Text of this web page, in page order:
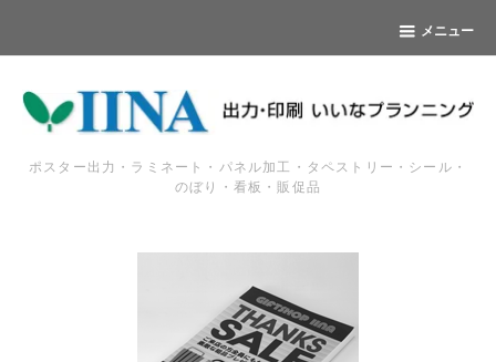
メニュー
ポスター出力・ラミネート・パネル加工・タペストリー・シール・
のぼり・看板・販促品